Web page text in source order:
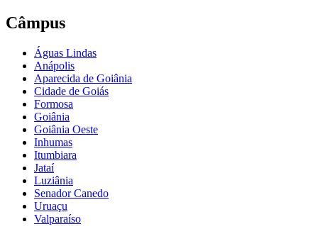
Câmpus
Águas Lindas
Anápolis
Aparecida de Goiânia
Cidade de Goiás
Formosa
Goiânia
Goiânia Oeste
Inhumas
Itumbiara
Jataí
Luziânia
Senador Canedo
Uruaçu
Valparaíso